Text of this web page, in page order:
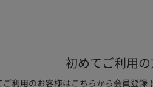
初めてご利用
ご利用のお客様はこちらから会員登録